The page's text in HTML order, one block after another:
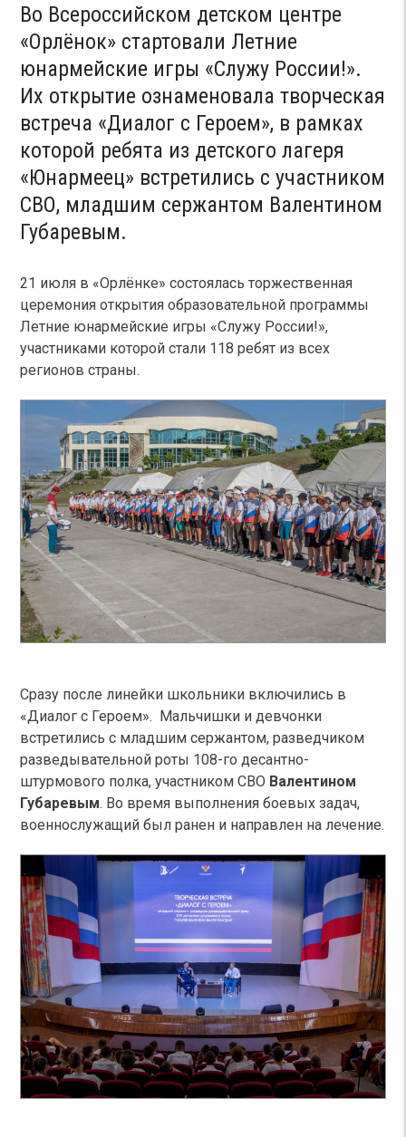
Во Всероссийском детском центре
«Орлёнок» стартовали Летние
юнармейские игры «Служу России!».
Их открытие ознаменовала творческая
встреча «Диалог с Героем», в рамках
которой ребята из детского лагеря
«Юнармеец» встретились с участником
СВО, младшим сержантом Валентином
Губаревым.
21 июля в «Орлёнке» состоялась торжественная
церемония открытия образовательной программы
Летние юнармейские игры «Служу России!»,
участниками которой стали 118 ребят из всех
регионов страны.
Сразу после линейки школьники включились в
«Диалог с Героем». Мальчишки и девчонки
встретились с младшим сержантом, разведчиком
разведывательной роты 108-го десантно-
штурмового полка, участником СВО Валентином
Губаревым. Во время выполнения боевых задач,
военнослужащий был ранен и направлен на лечение.